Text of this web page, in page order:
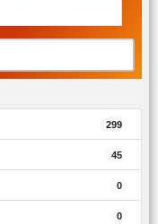
299
45
0
0